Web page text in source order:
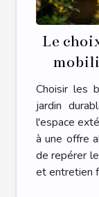
Le
Choisir les
jardin
l'espace
à une offre
de repérer
et entretien